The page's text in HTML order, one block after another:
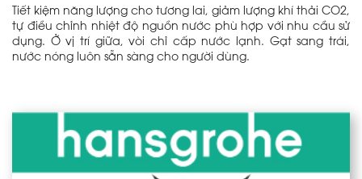
Tiết kiệm năng lượng cho tương lai, giảm lượng khí thải CO2,
tự điều chỉnh nhiệt độ nguồn nước phù hợp với nhu cầu sử
dụng. Ở vị trí giữa, vòi chỉ cấp nước lạnh. Gạt sang trái,
nước nóng luôn sẵn sàng cho người dùng.